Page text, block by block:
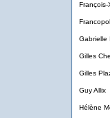
François-
Gabrielle
Gilles
Gilles
Guy Allix
Hélène